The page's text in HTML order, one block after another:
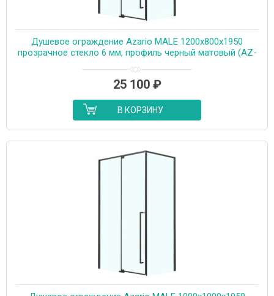
Душевое ограждение Azario MALE 1200х800х1950
прозрачное стекло 6 мм, профиль черный матовый (AZ-
25 100 ₽
В КОРЗИНУ